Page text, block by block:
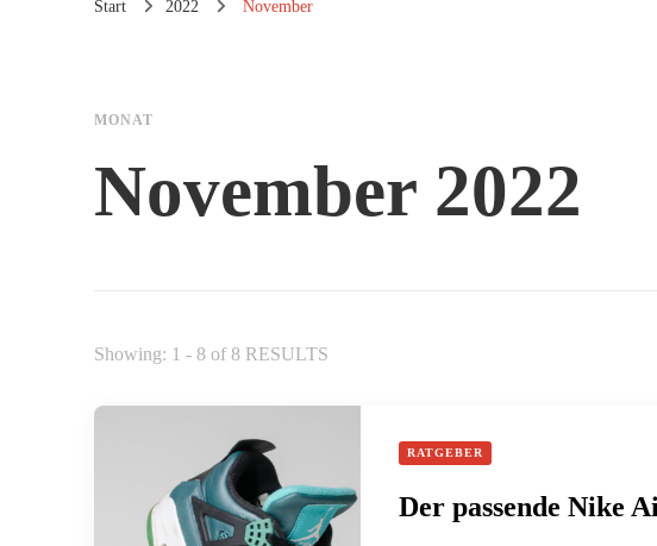
Start 2022 November
MONAT
November 2022
Showing: 1 - 8 of 8 RESULTS
RATGEBER
Der passende Nike